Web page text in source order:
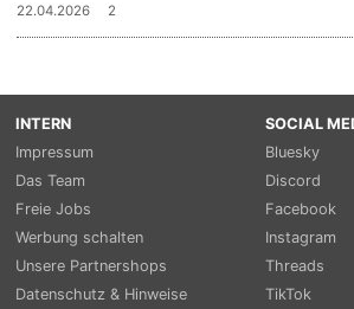
22.04.2026 2
INTERN
Impressum
Das Team
Freie Jobs
Werbung schalten
Unsere Partnershops
Datenschutz & Hinweise
SOCIAL
Bluesky
Discord
Facebook
Instagram
Threads
TikTok